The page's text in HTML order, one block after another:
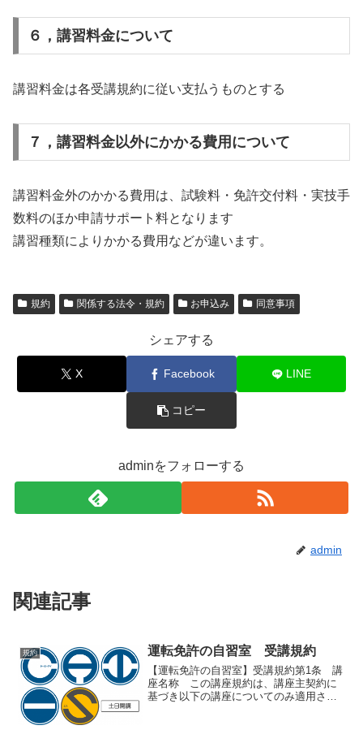
６，講習料金について
講習料金は各受講規約に従い支払うものとする
７，講習料金以外にかかる費用について
講習料金外のかかる費用は、試験料・免許交付料・実技手
数料のほか申請サポート料となります
講習種類によりかかる費用などが違います。
規約 関係する法令・規約 お申込み 同意事項
シェアする
X Facebook LINE
コピー
adminをフォローする
admin
関連記事
規約 運転免許の自習室 受講規約
【運転免許の自習室】受講規約第1条 講
座名称 この講座規約は、講座主契約に
基づき以下の講座についてのみ適用され